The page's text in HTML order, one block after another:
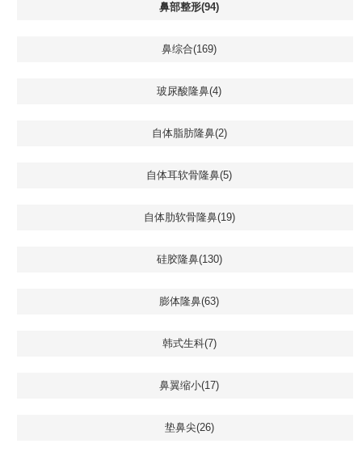
鼻部整形(94)
鼻综合(169)
玻尿酸隆鼻(4)
自体脂肪隆鼻(2)
自体耳软骨隆鼻(5)
自体肋软骨隆鼻(19)
硅胶隆鼻(130)
膨体隆鼻(63)
韩式生科(7)
鼻翼缩小(17)
垫鼻尖(26)